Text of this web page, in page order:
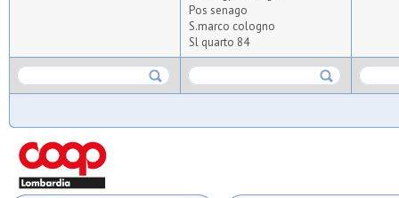
Pos senago
S.marco cologno
Sl quarto 84